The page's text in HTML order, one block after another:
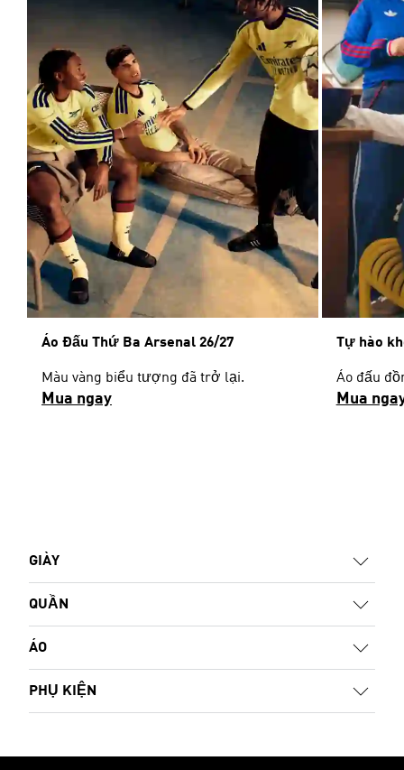
Áo Đấu Thứ Ba Arsenal 26/27
Màu vàng biểu tượng đã trở lại.
Mua ngay
Tự hào
Áo đấu
Mua
GIÀY
QUẦN
ÁO
PHỤ KIỆN